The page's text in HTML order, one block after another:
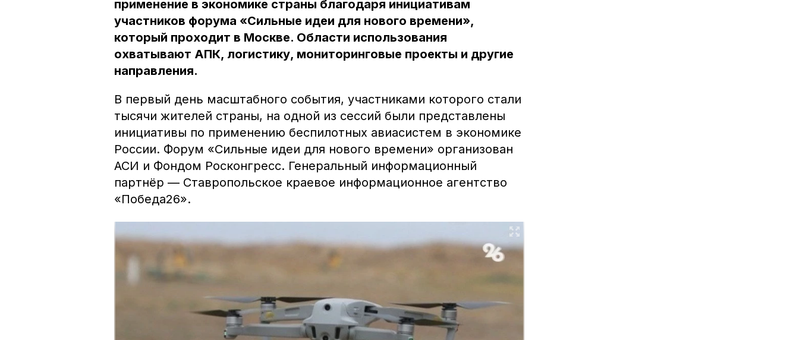
применение в экономике страны благодаря инициативам
участников форума «Сильные идеи для нового времени»,
который проходит в Москве. Области использования
охватывают АПК, логистику, мониторинговые проекты и другие
направления.
В первый день масштабного события, участниками которого стали
тысячи жителей страны, на одной из сессий были представлены
инициативы по применению беспилотных авиасистем в экономике
России. Форум «Сильные идеи для нового времени» организован
АСИ и Фондом Росконгресс. Генеральный информационный
партнёр — Ставропольское краевое информационное агентство
«Победа26».